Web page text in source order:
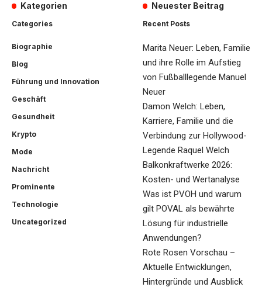
Kategorien
Categories
Biographie
Blog
Führung und Innovation
Geschäft
Gesundheit
Krypto
Mode
Nachricht
Prominente
Technologie
Uncategorized
Neuester Beitrag
Recent Posts
Marita Neuer: Leben, Familie
und ihre Rolle im Aufstieg
von Fußballlegende Manuel
Neuer
Damon Welch: Leben,
Karriere, Familie und die
Verbindung zur Hollywood-
Legende Raquel Welch
Balkonkraftwerke 2026:
Kosten- und Wertanalyse
Was ist PVOH und warum
gilt POVAL als bewährte
Lösung für industrielle
Anwendungen?
Rote Rosen Vorschau –
Aktuelle Entwicklungen,
Hintergründe und Ausblick